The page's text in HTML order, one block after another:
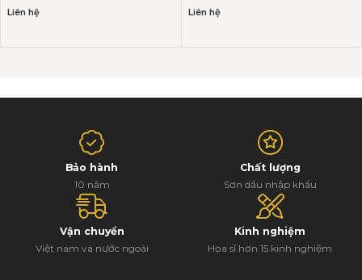
Liên hệ Liên hệ
Bảo hành
10 năm
Chất lượng
Sơn dầu nhập khẩu
Vận chuyển
Việt nam và nước ngoài
Kinh nghiệm
Họa sĩ hơn 15 kinh nghiệm